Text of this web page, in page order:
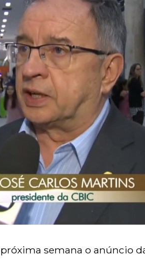
semana o anúncio